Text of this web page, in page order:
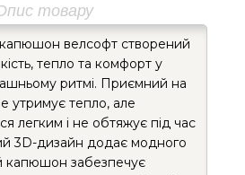
товару
велсофт створений
тепло та комфорт у
ритмі. Приємний на
утримує тепло, але
легким і не обтяжує під час
3D-дизайн додає модного
капюшон забезпечує